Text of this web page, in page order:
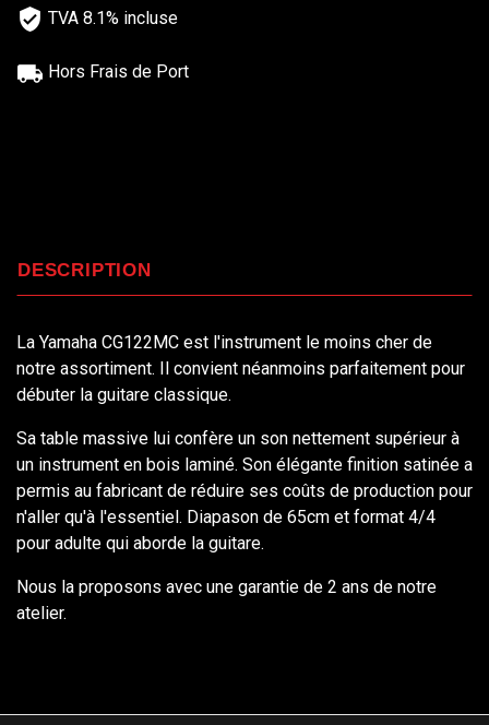
TVA 8.1% incluse
Hors Frais de Port
DESCRIPTION
La Yamaha CG122MC est l'instrument le moins cher de
notre assortiment. Il convient néanmoins parfaitement pour
débuter la guitare classique.
Sa table massive lui confère un son nettement supérieur à
un instrument en bois laminé. Son élégante finition satinée a
permis au fabricant de réduire ses coûts de production pour
n'aller qu'à l'essentiel. Diapason de 65cm et format 4/4
pour adulte qui aborde la guitare.
Nous la proposons avec une garantie de 2 ans de notre
atelier.